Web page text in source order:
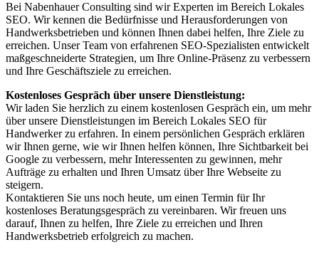
Bei Nabenhauer Consulting sind wir Experten im Bereich Lokales
SEO. Wir kennen die Bedürfnisse und Herausforderungen von
Handwerksbetrieben und können Ihnen dabei helfen, Ihre Ziele zu
erreichen. Unser Team von erfahrenen SEO-Spezialisten entwickelt
maßgeschneiderte Strategien, um Ihre Online-Präsenz zu verbessern
und Ihre Geschäftsziele zu erreichen.
Kostenloses Gespräch über unsere Dienstleistung:
Wir laden Sie herzlich zu einem kostenlosen Gespräch ein, um mehr
über unsere Dienstleistungen im Bereich Lokales SEO für
Handwerker zu erfahren. In einem persönlichen Gespräch erklären
wir Ihnen gerne, wie wir Ihnen helfen können, Ihre Sichtbarkeit bei
Google zu verbessern, mehr Interessenten zu gewinnen, mehr
Aufträge zu erhalten und Ihren Umsatz über Ihre Webseite zu
steigern.
Kontaktieren Sie uns noch heute, um einen Termin für Ihr
kostenloses Beratungsgespräch zu vereinbaren. Wir freuen uns
darauf, Ihnen zu helfen, Ihre Ziele zu erreichen und Ihren
Handwerksbetrieb erfolgreich zu machen.